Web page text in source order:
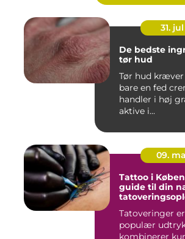
31. jul
De bedste
tør hud
Tør hud
bare en fed
handler i høj
aktive i...
09.
Tattoo i
guide til din
Tatoveringer
populær
kombinerer